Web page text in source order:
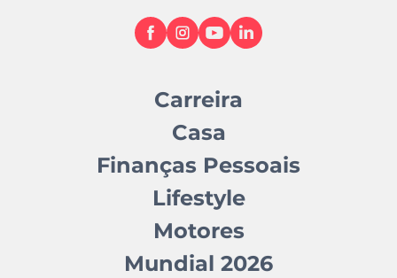
Carreira
Casa
Finanças Pessoais
Lifestyle
Motores
Mundial 2026